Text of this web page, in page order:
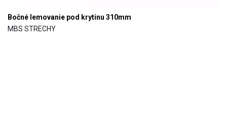
Bočné lemovanie pod krytinu 310mm
MBS STRECHY